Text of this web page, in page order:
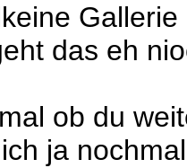
das eh
ob du
ja